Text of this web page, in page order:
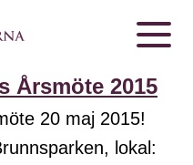
Årsmöte 2015
20 maj 2015!
lokal: